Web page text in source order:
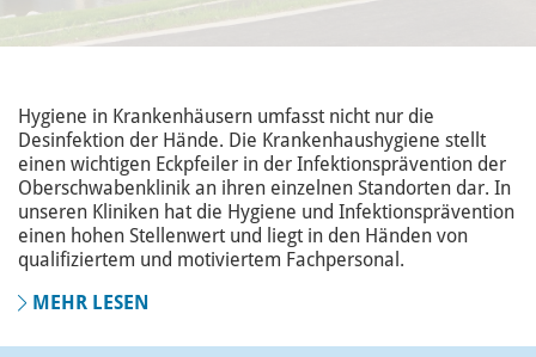
Hygiene in Krankenhäusern umfasst nicht nur die
Desinfektion der Hände. Die Krankenhaushygiene stellt
einen wichtigen Eckpfeiler in der Infektionsprävention der
Oberschwabenklinik an ihren einzelnen Standorten dar. In
unseren Kliniken hat die Hygiene und Infektionsprävention
einen hohen Stellenwert und liegt in den Händen von
qualifiziertem und motiviertem Fachpersonal.
MEHR LESEN